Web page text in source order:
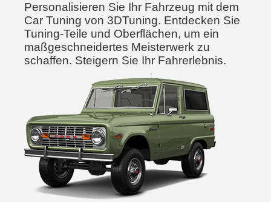
Personalisieren Sie Ihr Fahrzeug mit dem
Car Tuning von 3DTuning. Entdecken Sie
Tuning-Teile und Oberflächen, um ein
maßgeschneidertes Meisterwerk zu
schaffen. Steigern Sie Ihr Fahrerlebnis.